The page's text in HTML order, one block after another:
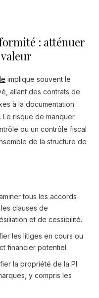
: atténuer
implique souvent le
allant des contrats de
à la documentation
risque de manquer
ou un contrôle fiscal
de la structure de
tous les accords
clauses de
et de cessibilité.
les litiges en cours ou
financier potentiel.
la propriété de la PI
y compris les